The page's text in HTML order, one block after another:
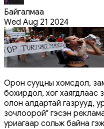
Байгалмаа
Wed Aug 21 2024
Орон сууцны хомсдол,
бохирдол, хог хаягдлаас
олон алдартай газрууд,
зочлоорой" гэсэн
уриагаар сольж байна